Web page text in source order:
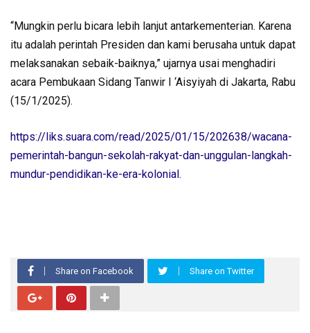
“Mungkin perlu bicara lebih lanjut antarkementerian. Karena
itu adalah perintah Presiden dan kami berusaha untuk dapat
melaksanakan sebaik-baiknya,” ujarnya usai menghadiri
acara Pembukaan Sidang Tanwir I ‘Aisyiyah di Jakarta, Rabu
(15/1/2025).
https://liks.suara.com/read/2025/01/15/202638/wacana-
pemerintah-bangun-sekolah-rakyat-dan-unggulan-langkah-
mundur-pendidikan-ke-era-kolonial.
Share on Facebook Share on Twitter